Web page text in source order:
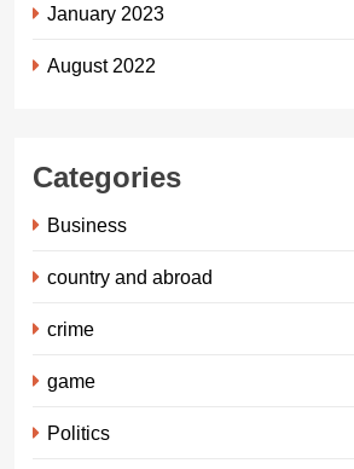
January 2023
August 2022
Categories
Business
country and abroad
crime
game
Politics